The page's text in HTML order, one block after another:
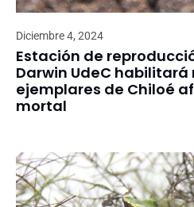
Diciembre 4, 2024
Estación de
Darwin UdeC
ejemplares de Chiloé
mortal